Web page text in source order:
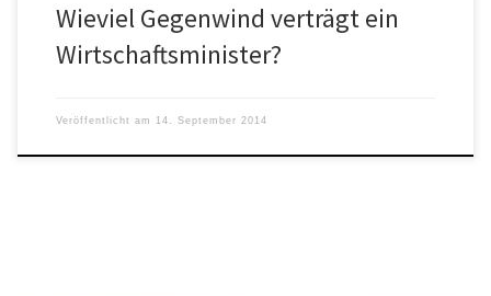
Wieviel Gegenwind verträgt ein
Wirtschaftsminister?
Veröffentlicht am 14. September 2014